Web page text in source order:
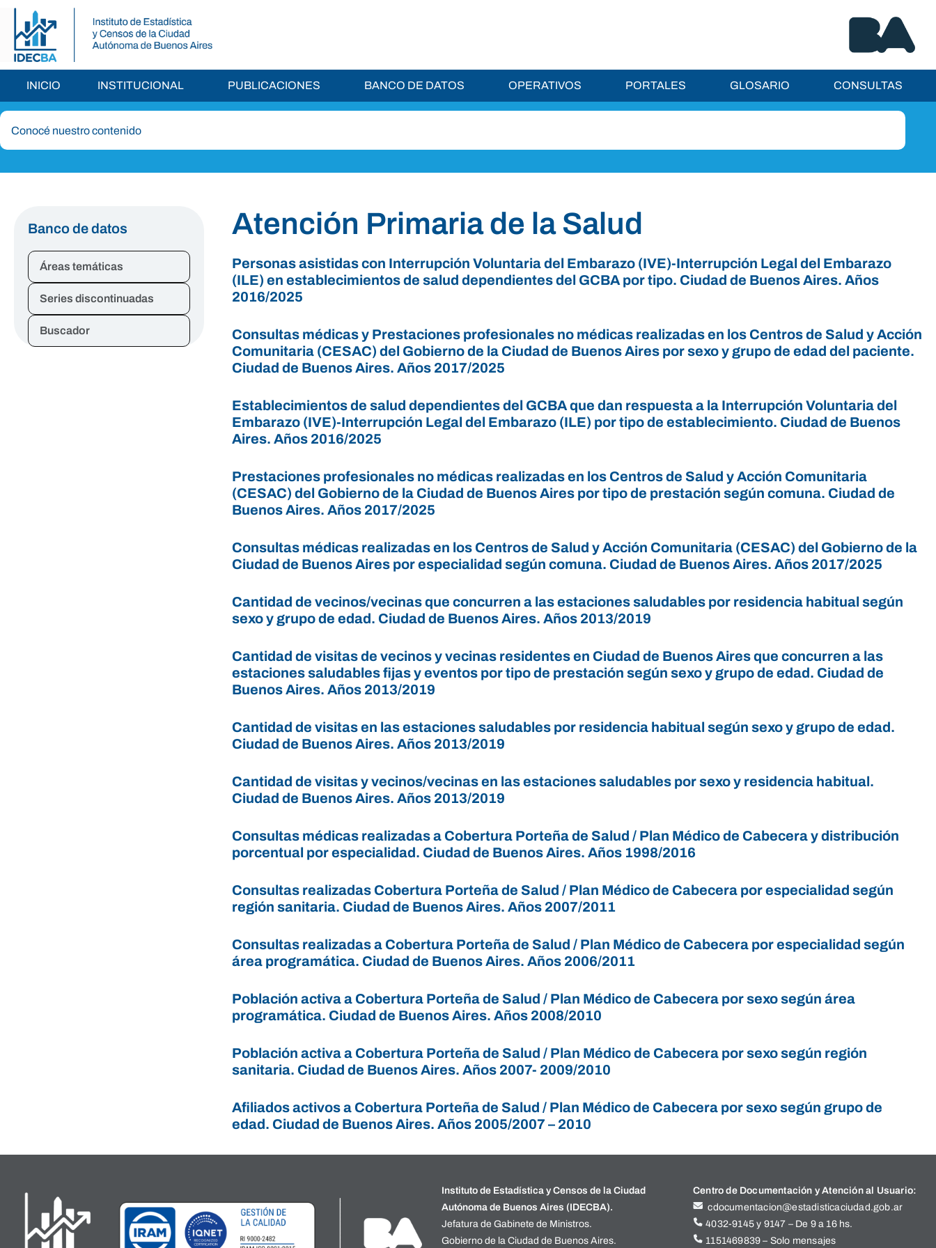
INICIO INSTITUCIONAL PUBLICACIONES BANCO DE DATOS OPERATIVOS PORTALES GLOSARIO CONSULTAS
Banco de datos
Áreas temáticas
Series discontinuadas
Buscador
Atención Primaria de la Salud
Personas asistidas con Interrupción Voluntaria del Embarazo (IVE)-Interrupción Legal del Embarazo
(ILE) en establecimientos de salud dependientes del GCBA por tipo. Ciudad de Buenos Aires. Años
2016/2025
Consultas médicas y Prestaciones profesionales no médicas realizadas en los Centros de Salud y Acción
Comunitaria (CESAC) del Gobierno de la Ciudad de Buenos Aires por sexo y grupo de edad del paciente.
Ciudad de Buenos Aires. Años 2017/2025
Establecimientos de salud dependientes del GCBA que dan respuesta a la Interrupción Voluntaria del
Embarazo (IVE)-Interrupción Legal del Embarazo (ILE) por tipo de establecimiento. Ciudad de Buenos
Aires. Años 2016/2025
Prestaciones profesionales no médicas realizadas en los Centros de Salud y Acción Comunitaria
(CESAC) del Gobierno de la Ciudad de Buenos Aires por tipo de prestación según comuna. Ciudad de
Buenos Aires. Años 2017/2025
Consultas médicas realizadas en los Centros de Salud y Acción Comunitaria (CESAC) del Gobierno de la
Ciudad de Buenos Aires por especialidad según comuna. Ciudad de Buenos Aires. Años 2017/2025
Cantidad de vecinos/vecinas que concurren a las estaciones saludables por residencia habitual según
sexo y grupo de edad. Ciudad de Buenos Aires. Años 2013/2019
Cantidad de visitas de vecinos y vecinas residentes en Ciudad de Buenos Aires que concurren a las
estaciones saludables fijas y eventos por tipo de prestación según sexo y grupo de edad. Ciudad de
Buenos Aires. Años 2013/2019
Cantidad de visitas en las estaciones saludables por residencia habitual según sexo y grupo de edad.
Ciudad de Buenos Aires. Años 2013/2019
Cantidad de visitas y vecinos/vecinas en las estaciones saludables por sexo y residencia habitual.
Ciudad de Buenos Aires. Años 2013/2019
Consultas médicas realizadas a Cobertura Porteña de Salud / Plan Médico de Cabecera y distribución
porcentual por especialidad. Ciudad de Buenos Aires. Años 1998/2016
Consultas realizadas Cobertura Porteña de Salud / Plan Médico de Cabecera por especialidad según
región sanitaria. Ciudad de Buenos Aires. Años 2007/2011
Consultas realizadas a Cobertura Porteña de Salud / Plan Médico de Cabecera por especialidad según
área programática. Ciudad de Buenos Aires. Años 2006/2011
Población activa a Cobertura Porteña de Salud / Plan Médico de Cabecera por sexo según área
programática. Ciudad de Buenos Aires. Años 2008/2010
Población activa a Cobertura Porteña de Salud / Plan Médico de Cabecera por sexo según región
sanitaria. Ciudad de Buenos Aires. Años 2007- 2009/2010
Afiliados activos a Cobertura Porteña de Salud / Plan Médico de Cabecera por sexo según grupo de
edad. Ciudad de Buenos Aires. Años 2005/2007 – 2010
Instituto de Estadística y Censos de la Ciudad
Autónoma de Buenos Aires (IDECBA).
Jefatura de Gabinete de Ministros.
Gobierno de la Ciudad de Buenos Aires.
Centro de Documentación y Atención al Usuario:
cdocumentacion@estadisticaciudad.gob.ar
4032-9145 y 9147 – De 9 a 16 hs.
1151469839 – Solo mensajes